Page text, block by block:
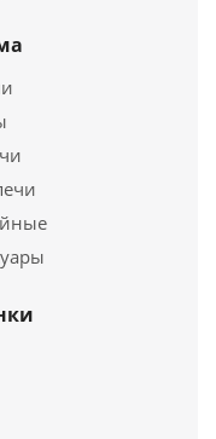
D 100